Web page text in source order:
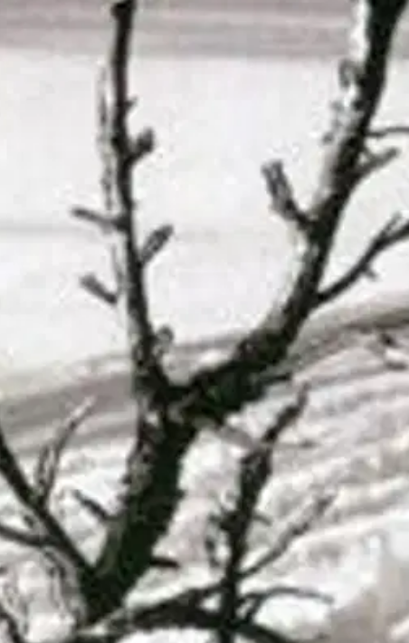
ulkopuolelle, hiljaiseen mielenlaatuun? Elämän chatti on
eheän ihmisen ideasta. Hän joka kykenisi näkemään koko ajan
oivaltamiseen, ihmisen ja yhteiskunnan suhdetta, rakkautta,
lukijalleen haasteita pyrkiä uuteen tapaan ajatella, kokea
muuten parantaa, anna palautetta.